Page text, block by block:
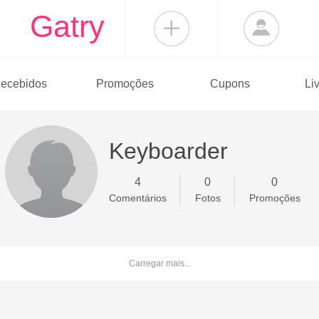
Gatry
Promoções Cupons
Keyboarder
4
Comentários
0
Fotos
0
Promoções
Carregar mais...